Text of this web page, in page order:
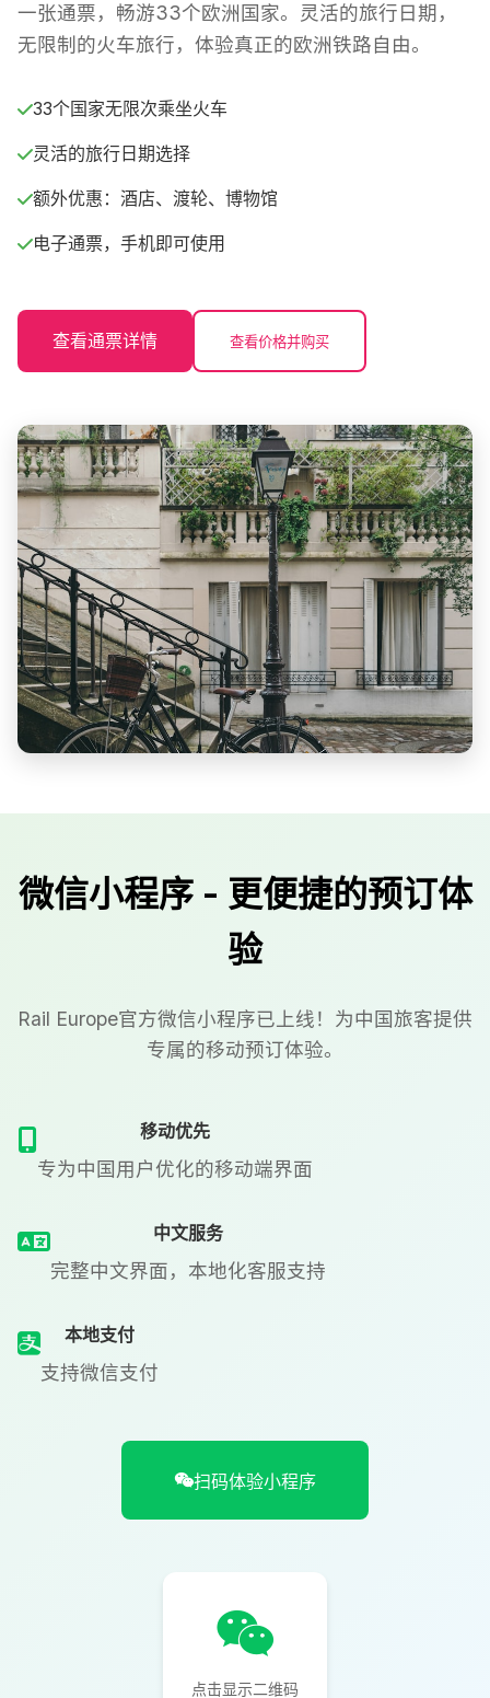
一张通票，畅游33个欧洲国家。灵活的旅行日期，
无限制的火车旅行，体验真正的欧洲铁路自由。
33个国家无限次乘坐火车
灵活的旅行日期选择
额外优惠：酒店、渡轮、博物馆
电子通票，手机即可使用
查看通票详情 查看价格并购买
微信小程序 - 更便捷的预订体
验
Rail Europe官方微信小程序已上线！为中国旅客提供
专属的移动预订体验。
移动优先
专为中国用户优化的移动端界面
中文服务
完整中文界面，本地化客服支持
本地支付
支持微信支付
扫码体验小程序
点击显示二维码